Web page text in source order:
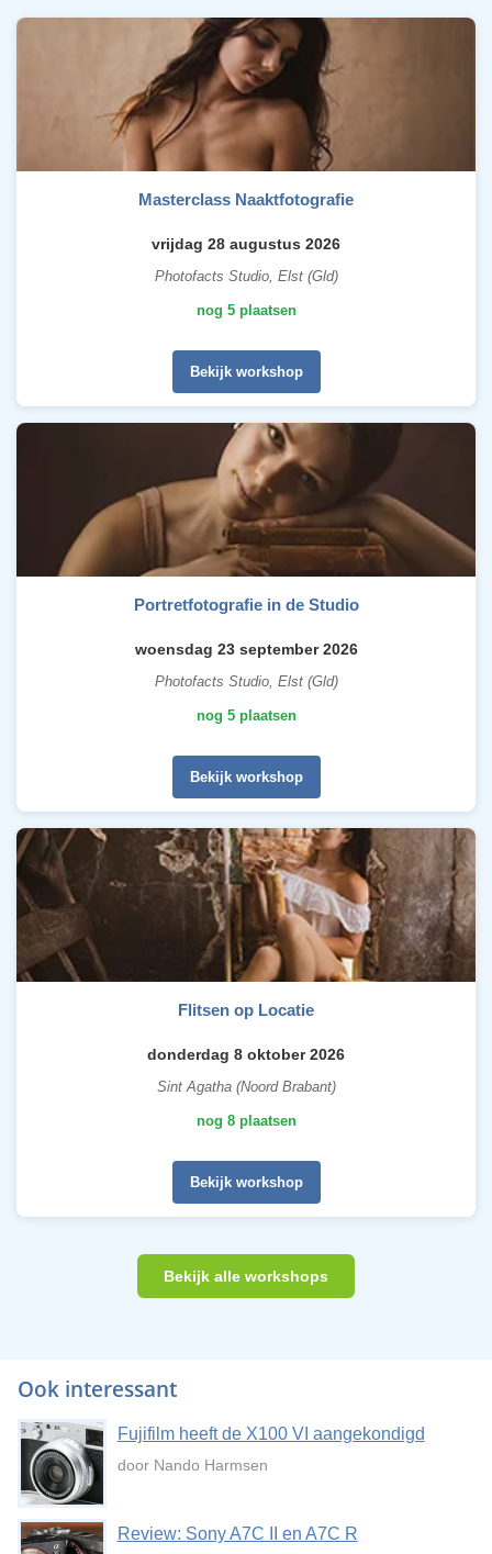
Masterclass Naaktfotografie
vrijdag 28 augustus 2026
Photofacts Studio, Elst (Gld)
nog 5 plaatsen
Bekijk workshop
Portretfotografie in de Studio
woensdag 23 september 2026
Photofacts Studio, Elst (Gld)
nog 5 plaatsen
Bekijk workshop
Flitsen op Locatie
donderdag 8 oktober 2026
Sint Agatha (Noord Brabant)
nog 8 plaatsen
Bekijk workshop
Bekijk alle workshops
Ook interessant
Fujifilm heeft de X100 VI aangekondigd
door Nando Harmsen
Review: Sony A7C II en A7C R